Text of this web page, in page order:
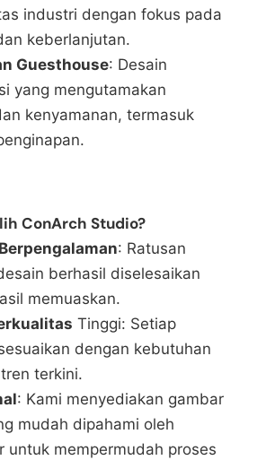
industri dengan fokus pada
keberlanjutan.
Guesthouse: Desain
yang mengutamakan
kenyamanan, termasuk
ConArch Studio?
: Ratusan
berhasil diselesaikan
memuaskan.
Tinggi: Setiap
dengan kebutuhan
terkini.
: Kami menyediakan gambar
mudah dipahami oleh
untuk mempermudah proses